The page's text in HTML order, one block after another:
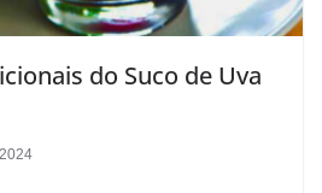
do Suco de Uva